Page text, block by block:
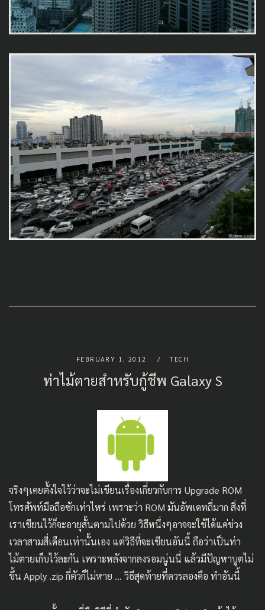
FEBRUARY 1, 2012 TECH
ท่าไม้ตายสำหรับกู้ชีพ Galaxy S
จริงๆเคยตั้งใจไว้ว่าจะไม่เขียนเรื่องเกี่ยวกับการ Upgrade ROM
โทรศัพท์มือถือซักเท่าไหร่ เพราะว่า ROM มันอัพเดทถี่มาก สิ่งที่
เราเขียนไว้ก็จะอายุสั้นตามไปด้วย วิธีหนึ่งๆอาจจะใช้ได้แค่ช่วง
เวลาสามสี่เดือนเท่านั้นเอง แต่วิธีที่จะเขียนอันนี้ ถือว่าเป็นท่า
ไม้ตายเก็บไว้ละกัน เพราะหลังจากลงรอมนู่นนี่ แล้วมีปัญหาบูตไม่
ขึ้น Apply .zip กี่ตัวก็ไม่หาย … วิธีสุดท้ายที่ควรลองคือ ทำอันนี้